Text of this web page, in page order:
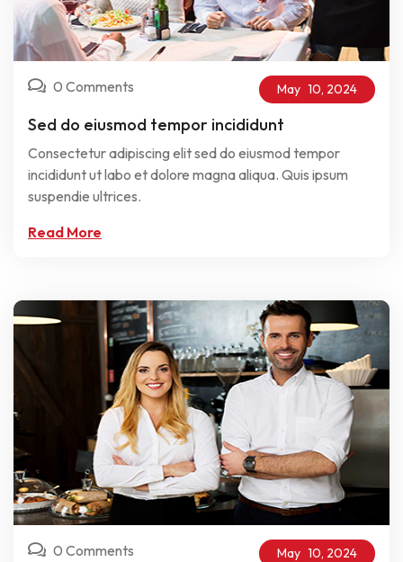
0 Comments May 10, 2024
Sed do eiusmod tempor incididunt
Consectetur adipiscing elit sed do eiusmod tempor
incididunt ut labo et dolore magna aliqua. Quis ipsum
suspendie ultrices.
Read More
0 Comments May 10, 2024